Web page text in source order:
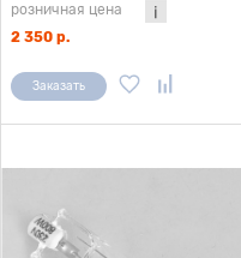
розничная цена
2 350 р.
Заказать